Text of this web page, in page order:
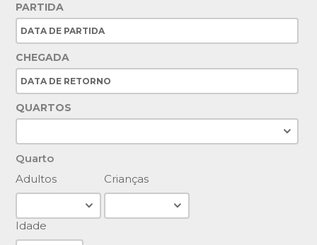
PARTIDA
CHEGADA
QUARTOS
Quarto
Adultos
Crianças
Idade